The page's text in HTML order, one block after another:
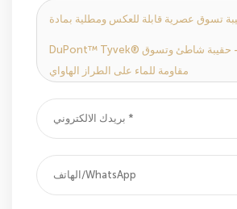
تسوق عصرية قابلة للعكس ومطلية بمادة
DuPont™ Tyvek® صديقة للبيئة - حقيبة شاطئ وتسوق
مقاومة للماء على الطراز الهاواي